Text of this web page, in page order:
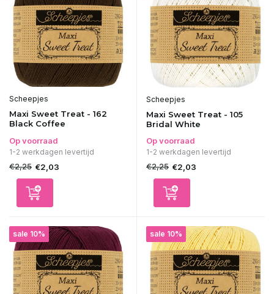
Scheepjes
Maxi Sweet Treat - 162
Black Coffee
Op voorraad
1-2 werkdagen levertijd
€2,25 €2,03
Scheepjes
Maxi Sweet Treat - 105
Bridal White
Op voorraad
1-2 werkdagen levertijd
€2,25 €2,03
sale 10% sale 10%